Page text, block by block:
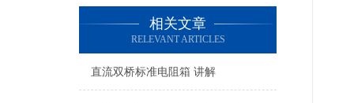
相关文章
RELEVANT ARTICLES
直流双桥标准电阻箱 讲解